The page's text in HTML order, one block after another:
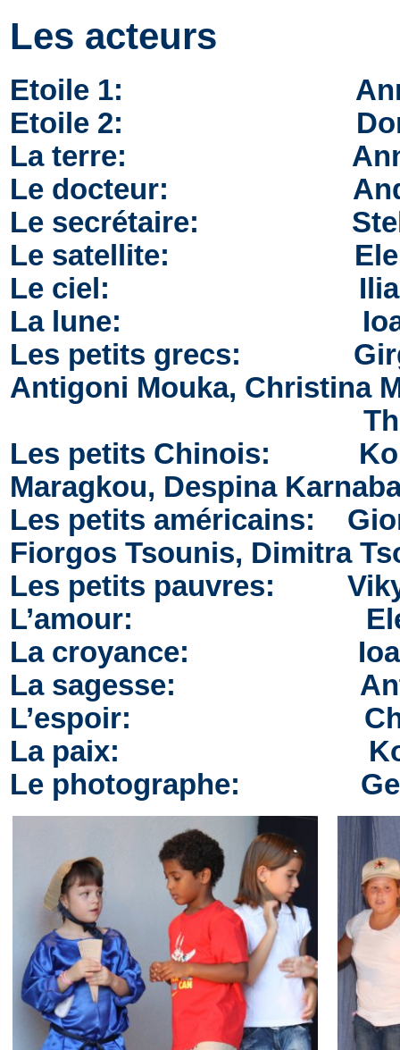
Les acteurs
Etoile 1: Anna
Etoile 2: Dorina
La terre: Anna
Le docteur:
Le secrétaire: Stelle
Le satellite: Eleni
Le ciel: Ilias
La lune: Ioanna
Les petits grecs:
Antigoni Mouka, Christina
Thanasis
Les petits Chinois:
Maragkou, Despina
Les petits américains:
Fiorgos Tsounis, Dimitra
Les petits pauvres: Viky
L’amour: Elena
La croyance:
La sagesse:
L’espoir:
La paix:
Le photographe: